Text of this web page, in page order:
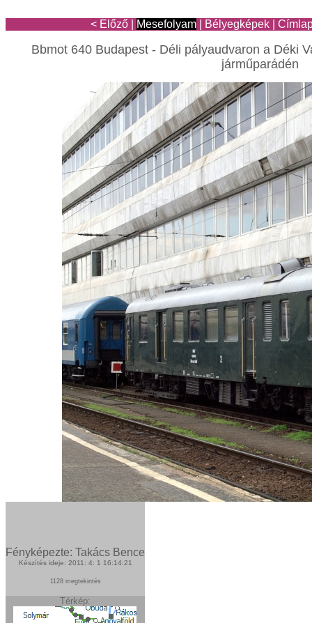
< Előző Mesefolyam Bélyegképek
Bbmot 640 Budapest - Déli pályaudvaron a Déki
járműparádén
Fényképezte: Takács Bence
Készítés ideje: 2011: 4: 1 16:14:21
1128 megtekintés
Térkép: